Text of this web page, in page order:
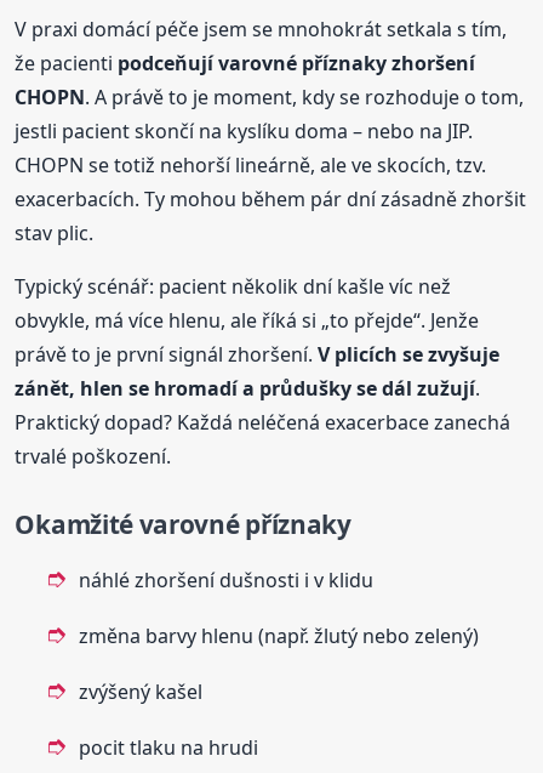
V praxi domácí péče jsem se mnohokrát setkala s tím,
že pacienti podceňují varovné příznaky zhoršení
CHOPN. A právě to je moment, kdy se rozhoduje o tom,
jestli pacient skončí na kyslíku doma – nebo na JIP.
CHOPN se totiž nehorší lineárně, ale ve skocích, tzv.
exacerbacích. Ty mohou během pár dní zásadně zhoršit
stav plic.
Typický scénář: pacient několik dní kašle víc než
obvykle, má více hlenu, ale říká si „to přejde“. Jenže
právě to je první signál zhoršení.V plicích se zvyšuje
zánět, hlen se hromadí a průdušky se dál zužují.
Praktický dopad? Každá neléčená exacerbace zanechá
trvalé poškození.
Okamžité varovné příznaky
náhlé zhoršení dušnosti i v klidu
změna barvy hlenu (např. žlutý nebo zelený)
zvýšený kašel
pocit tlaku na hrudi